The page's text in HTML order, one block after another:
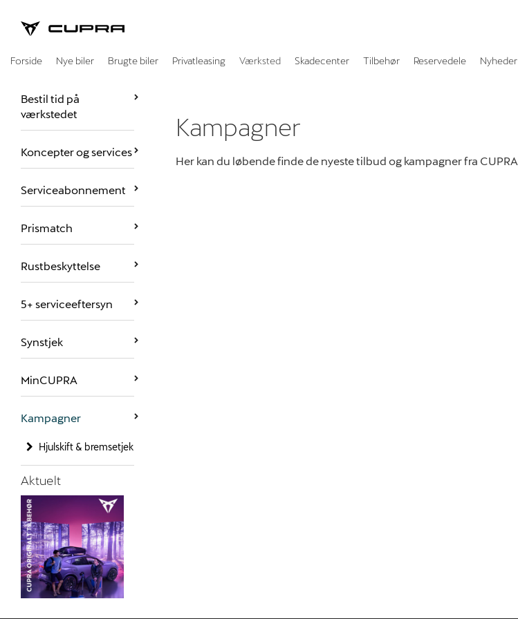
Forside Nye biler Brugte biler Privatleasing Værksted Skadecenter Tilbehør Reservedele Nyheder
Bestil tid på
værkstedet
Koncepter og services
Serviceabonnement
Prismatch
Rustbeskyttelse
5+ serviceeftersyn
Synstjek
MinCUPRA
Kampagner
Hjulskift & bremsetjek
Aktuelt
Kampagner
Her kan du løbende finde de nyeste tilbud og kampagner fra CUPRA.